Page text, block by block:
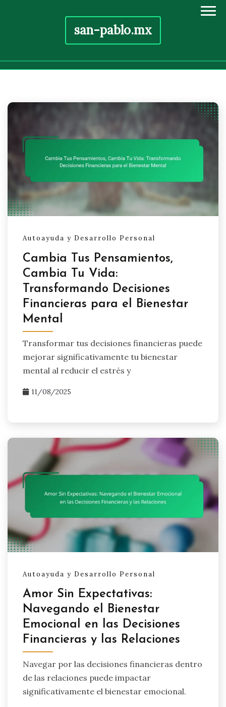
san-pablo.mx
content
Autoayuda y Desarrollo Personal
Cambia Tus Pensamientos,
Cambia Tu Vida:
Transformando Decisiones
Financieras para el Bienestar
Mental
Transformar tus decisiones financieras puede
mejorar significativamente tu bienestar
mental al reducir el estrés y
11/08/2025
Autoayuda y Desarrollo Personal
Amor Sin Expectativas:
Navegando el Bienestar
Emocional en las Decisiones
Financieras y las Relaciones
Navegar por las decisiones financieras dentro
de las relaciones puede impactar
significativamente el bienestar emocional.